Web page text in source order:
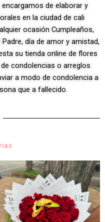
de elaborar y
en la ciudad de cali
ocasión Cumpleaños,
día de amor y amistad,
su tienda online de flores
condolencias o arreglos
a modo de condolencia a
que a fallecido.